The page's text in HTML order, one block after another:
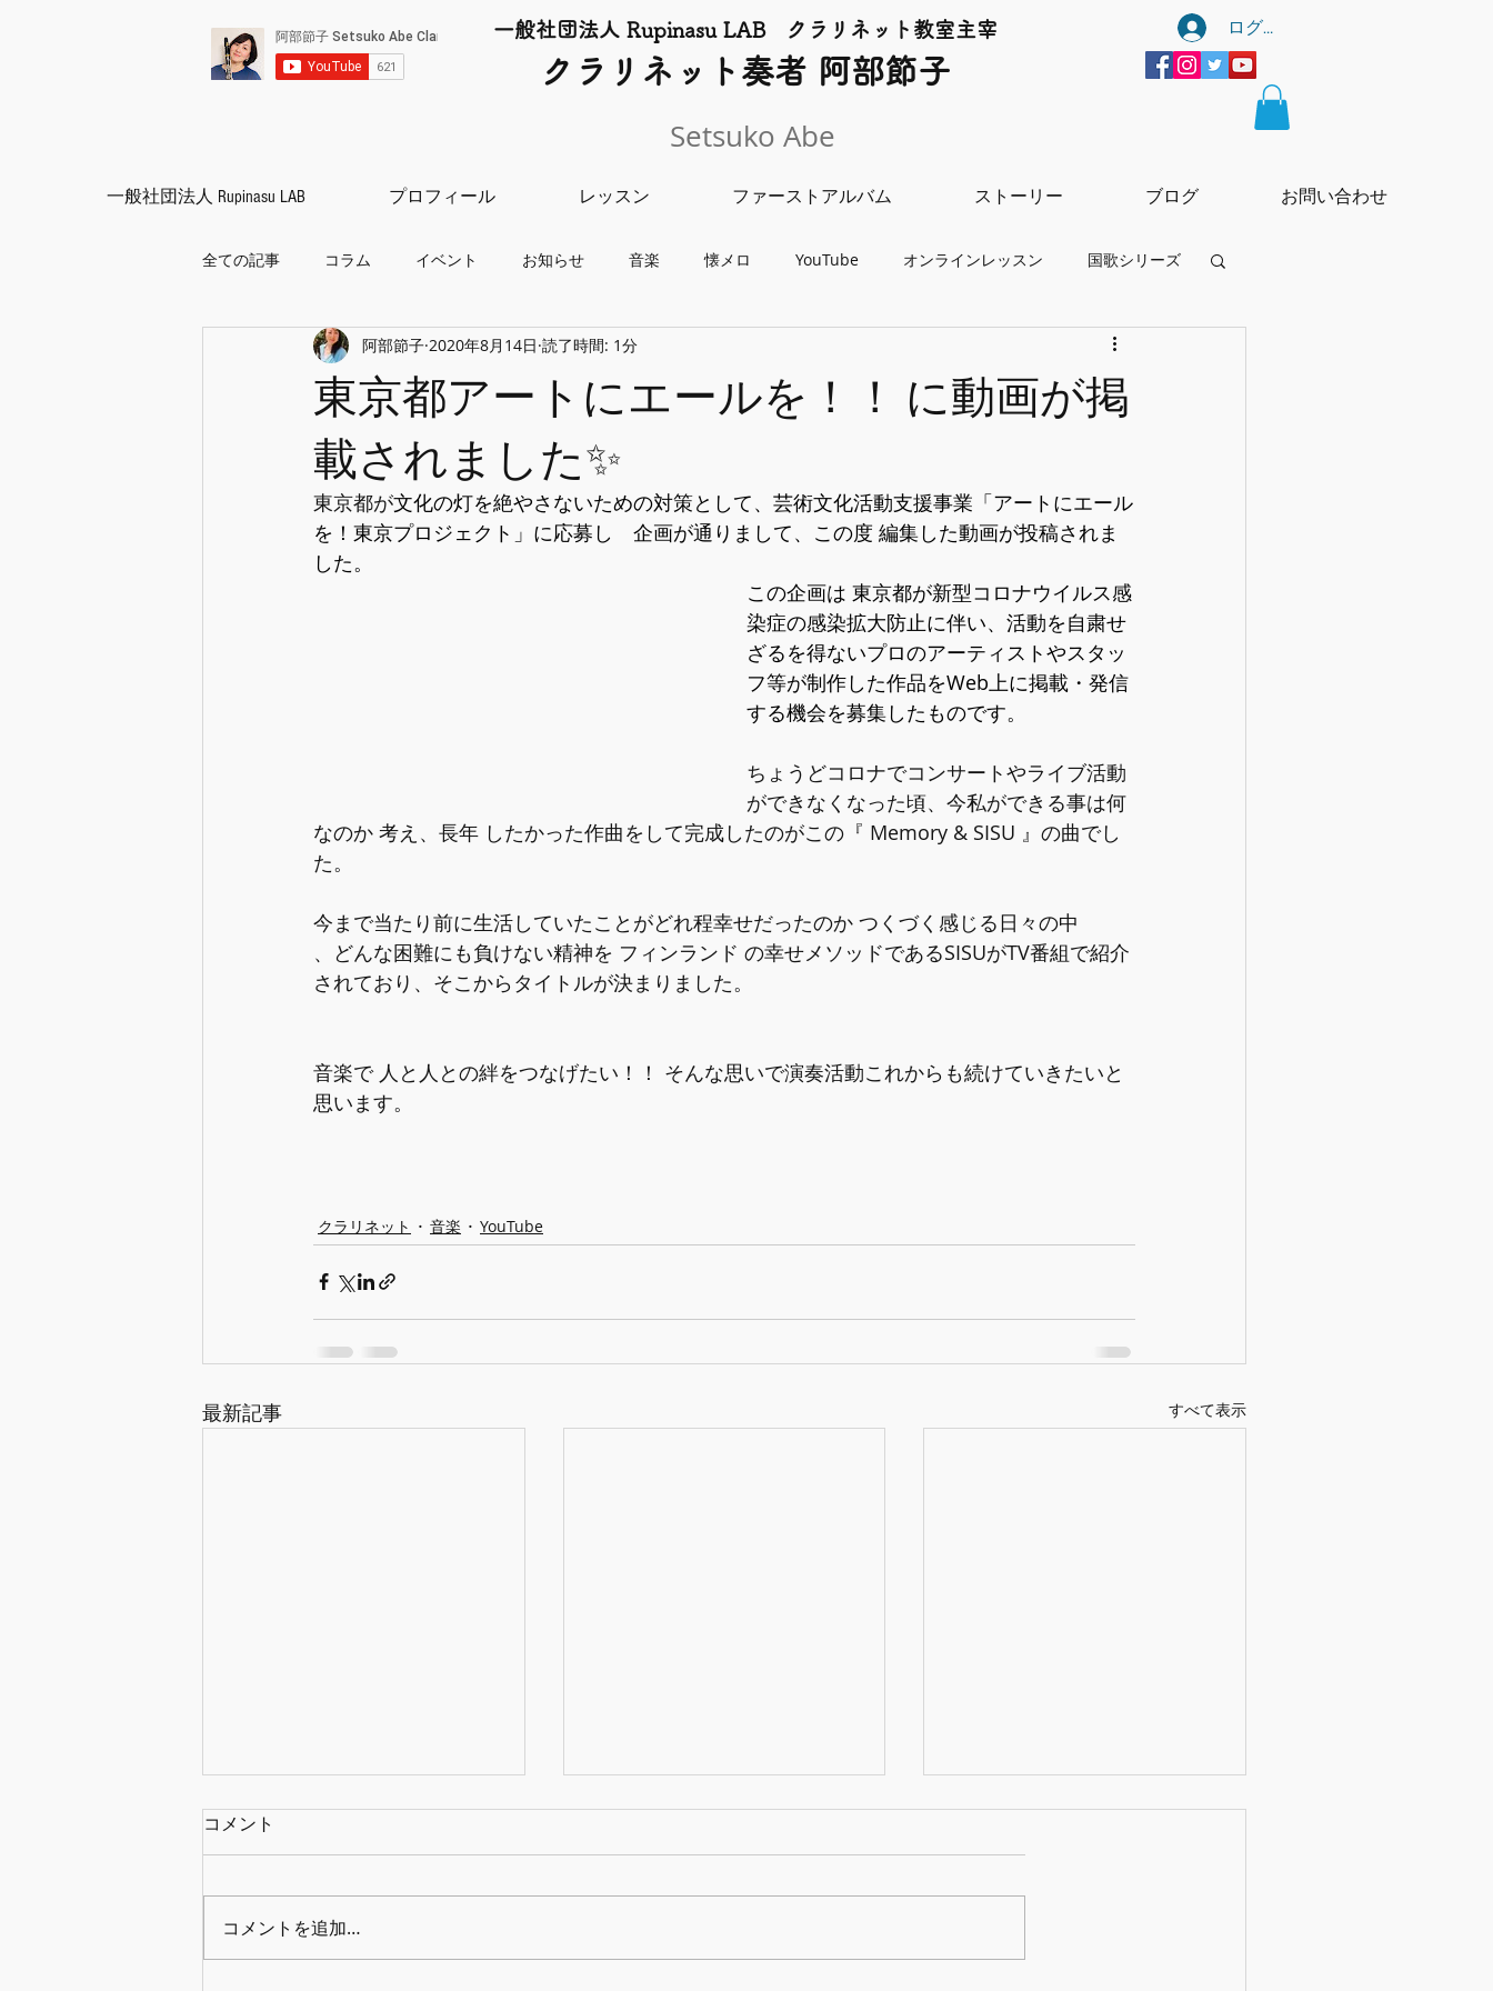
一般社団法人 Rupinasu LAB クラリネット​教室主宰
​クラリネット奏者 阿部節子
Setsuko Abe
ログイン
一般社団法人 Rupinasu LAB プロフィール レッスン ファーストアルバム ストーリー ブログ お問い合わせ
全ての記事 コラム イベント お知らせ 音楽 懐メロ YouTube オンラインレッスン 国歌シリーズ
クラリネット 練習方法 チャリティーライブ
東京都アートにエールを！！ に動画が掲
載されました✨
阿部節子 2020年8月14日 読了時間: 1分
東京都が文化の灯を絶やさないための対策として、芸術文化活動支援事業「アートにエール
を！東京プロジェクト」に応募し　企画が通りまして、この度 編集した動画が投稿されま
した。
この企画は 東京都が新型コロナウイルス感
染症の感染拡大防止に伴い、活動を自粛せ
ざるを得ないプロのアーティストやスタッ
フ等が制作した作品をWeb上に掲載・発信
する機会を募集したものです。
ちょうどコロナでコンサートやライブ活動
ができなくなった頃、今私ができる事は何
なのか 考え、長年 したかった作曲をして完成したのがこの『 Memory & SISU 』の曲でし
た。
今まで当たり前に生活していたことがどれ程幸せだったのか つくづく感じる日々の中
、どんな困難にも負けない精神を フィンランド の幸せメソッドであるSISUがTV番組で紹介
されており、そこからタイトルが決まりました。
音楽で 人と人との絆をつなげたい！！ そんな思いで演奏活動これからも続けていきたいと
思います。
クラリネット 音楽 YouTube
最新記事 すべて表示
コメント
コメントを追加…